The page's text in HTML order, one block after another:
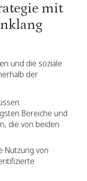
mit
und die soziale
der
Bereiche und
die von beiden
Nutzung von